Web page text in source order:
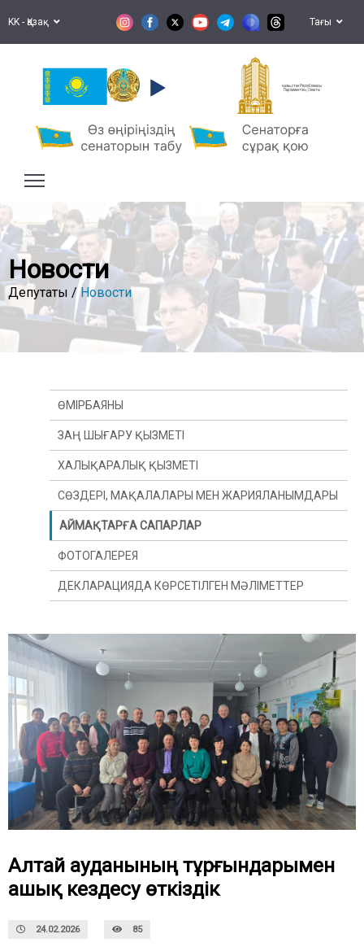
KK - Қазақ Тағы
Қазақстан Республикасы
Парламентінің Сенаты
Новости
Депутаты /Новости
Алтай ауданының тұрғындарымен
ашық кездесу өткіздік
24.02.2026 85
ӨМІРБАЯНЫ
ЗАҢ ШЫҒАРУ ҚЫЗМЕТІ
ХАЛЫҚАРАЛЫҚ ҚЫЗМЕТІ
СӨЗДЕРІ, МАҚАЛАЛАРЫ МЕН ЖАРИЯЛАНЫМДАРЫ
АЙМАҚТАРҒА САПАРЛАР
ФОТОГАЛЕРЕЯ
ДЕКЛАРАЦИЯДА КӨРСЕТІЛГЕН МӘЛІМЕТТЕР